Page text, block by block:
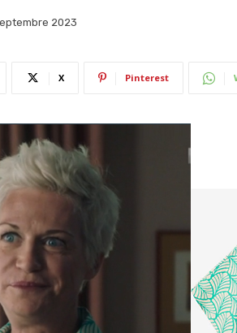
2023
X Pinterest